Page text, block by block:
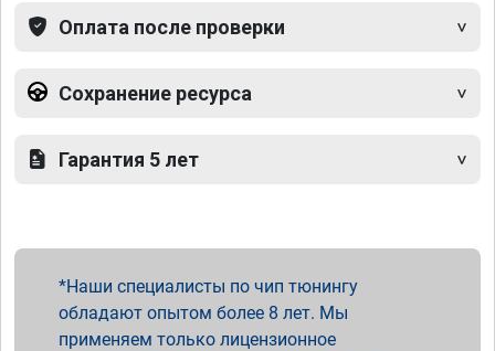
Оплата после проверки
Сохранение ресурса
Гарантия 5 лет
Наши специалисты по чип тюнингу
обладают опытом более 8 лет. Мы
применяем только лицензионное